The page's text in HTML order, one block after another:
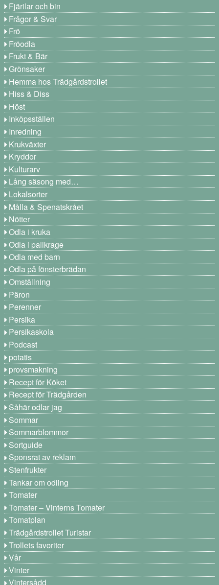
Fjärilar och bin
Frågor & Svar
Frö
Fröodla
Frukt & Bär
Grönsaker
Hemma hos Trädgårdstrollet
Hiss & Diss
Höst
Inköpsställen
Inredning
Krukväxter
Kryddor
Kulturarv
Lång säsong med…
Lokalsorter
Målla & Spenatskrået
Nötter
Odla i kruka
Odla i pallkrage
Odla med barn
Odla på fönsterbrädan
Omställning
Päron
Perenner
Persika
Persikaskola
Podcast
potatis
provsmakning
Recept för Köket
Recept för Trädgården
Såhär odlar jag
Sommar
Sommarblommor
Sortguide
Sponsrat av reklam
Stenfrukter
Tankar om odling
Tomater
Tomater – Vinterns Tomater
Tomatplan
Trädgårdstrollet Turistar
Trollets favoriter
Vår
Vinter
Vintersådd